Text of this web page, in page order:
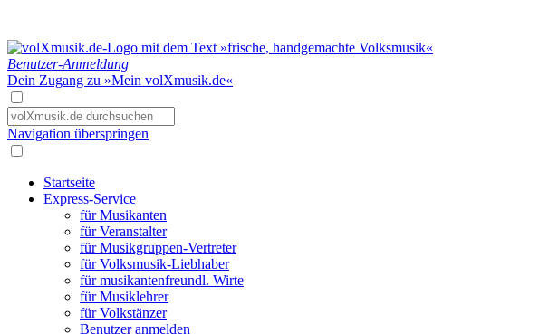
Benutzer-Anmeldung
Dein Zugang zu »Mein volXmusik.de«
Navigation überspringen
Startseite
Express-Service
für Musikanten
für Veranstalter
für Musikgruppen-Vertreter
für Volksmusik-Liebhaber
für musikantenfreundl. Wirte
für Musiklehrer
für Volkstänzer
Benutzer anmelden